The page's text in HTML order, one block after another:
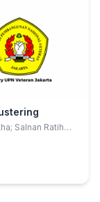
Salnan Ratih
Bambang